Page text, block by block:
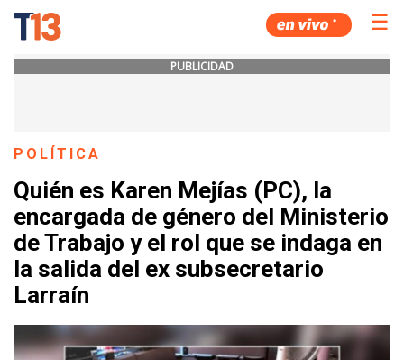
☰
PUBLICIDAD
POLÍTICA
Quién es Karen Mejías (PC), la
encargada de género del Ministerio
de Trabajo y el rol que se indaga en
la salida del ex subsecretario
Larraín